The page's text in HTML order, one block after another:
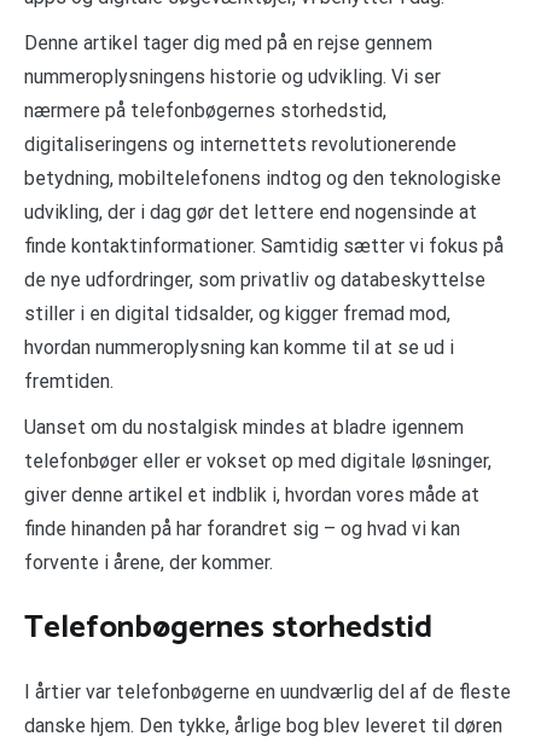
Denne artikel tager dig med på en rejse gennem
nummeroplysningens historie og udvikling. Vi ser
nærmere på telefonbøgernes storhedstid,
digitaliseringens og internettets revolutionerende
betydning, mobiltelefonens indtog og den teknologiske
udvikling, der i dag gør det lettere end nogensinde at
finde kontaktinformationer. Samtidig sætter vi fokus på
de nye udfordringer, som privatliv og databeskyttelse
stiller i en digital tidsalder, og kigger fremad mod,
hvordan nummeroplysning kan komme til at se ud i
fremtiden.
Uanset om du nostalgisk mindes at bladre igennem
telefonbøger eller er vokset op med digitale løsninger,
giver denne artikel et indblik i, hvordan vores måde at
finde hinanden på har forandret sig – og hvad vi kan
forvente i årene, der kommer.
Telefonbøgernes storhedstid
I årtier var telefonbøgerne en uundværlig del af de fleste
danske hjem. Den tykke, årlige bog blev leveret til døren